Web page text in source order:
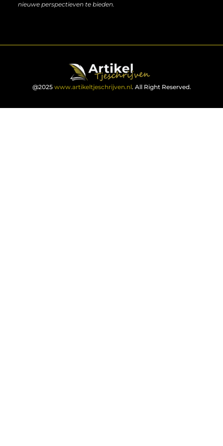
nieuwe perspectieven te bieden.
@2025 www.artikeltjeschrijven.nl. All Right Reserved.